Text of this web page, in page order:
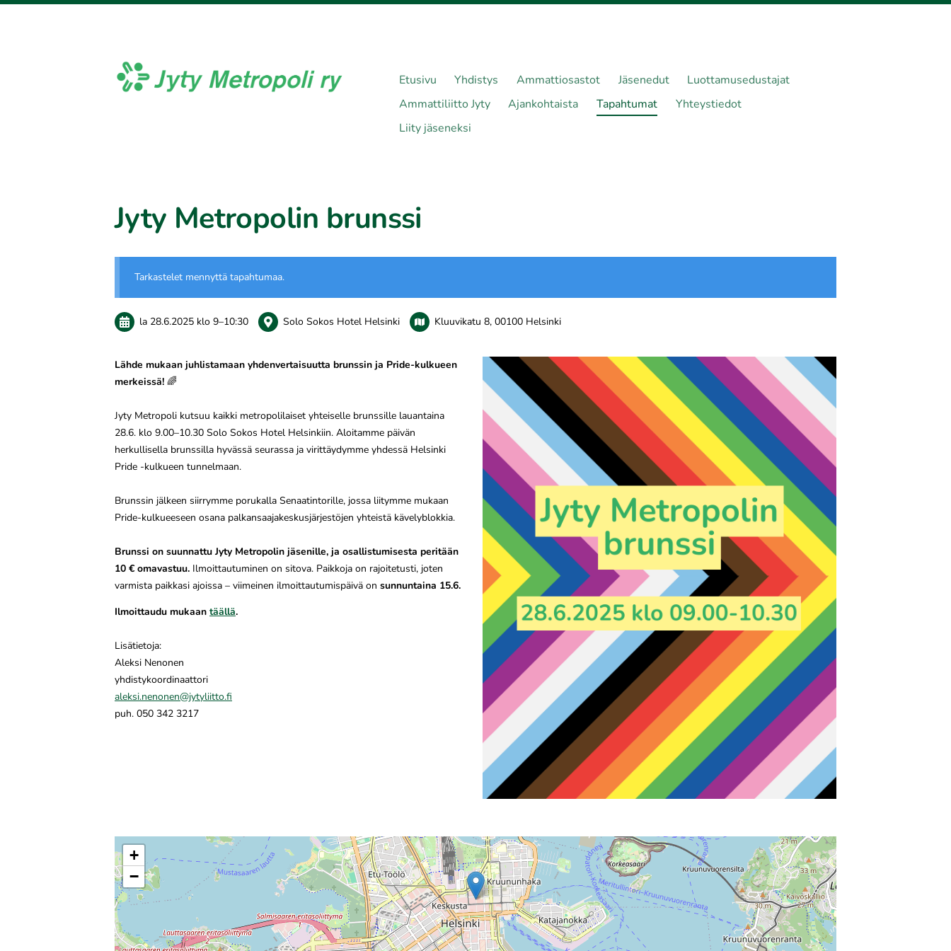
Jyty Metropoli ry Etusivu Yhdistys Ammattiosastot Jäsenedut
Luottamusedustajat
Ammattiliitto Jyty
Ajankohtaista Tapahtumat
Yhteystiedot
Liity jäseneksi
Jyty Metropolin brunssi
Tarkastelet mennyttä tapahtumaa.
la 28.6.2025 klo 9–10:30 Solo Sokos Hotel Helsinki Kluuvikatu 8, 00100 Helsinki
Lähde mukaan juhlistamaan yhdenvertaisuutta brunssin ja Pride-kulkueen
merkeissä! 🌈
Jyty Metropoli kutsuu kaikki metropolilaiset yhteiselle brunssille lauantaina
28.6. klo 9.00–10.30 Solo Sokos Hotel Helsinkiin. Aloitamme päivän
herkullisella brunssilla hyvässä seurassa ja virittäydymme yhdessä Helsinki
Pride -kulkueen tunnelmaan.
Brunssin jälkeen siirrymme porukalla Senaatintorille, jossa liitymme mukaan
Pride-kulkueeseen osana palkansaajakeskusjärjestöjen yhteistä kävelyblokkia.
Brunssi on suunnattu Jyty Metropolin jäsenille, ja osallistumisesta peritään
10 € omavastuu. Ilmoittautuminen on sitova. Paikkoja on rajoitetusti, joten
varmista paikkasi ajoissa – viimeinen ilmoittautumispäivä on sunnuntaina 15.6.
Ilmoittaudu mukaan täällä.
Lisätietoja:
Aleksi Nenonen
yhdistykoordinaattori
aleksi.nenonen@jytyliitto.fi
puh. 050 342 3217
+
−